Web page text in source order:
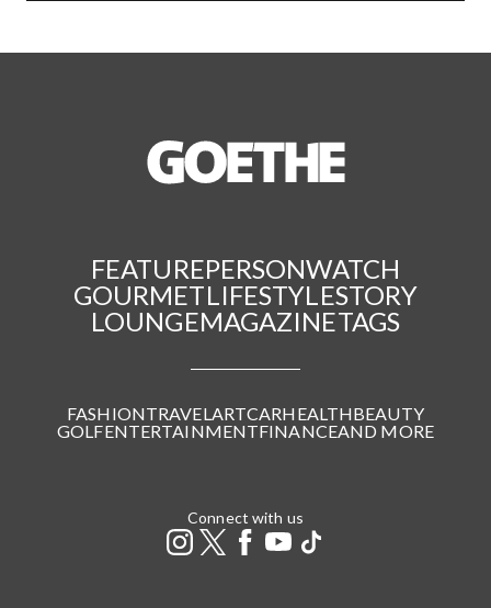
FEATUREPERSONWATCH
GOURMETLIFESTYLESTORY
LOUNGEMAGAZINETAGS
FASHIONTRAVELARTCARHEALTHBEAUTY
GOLFENTERTAINMENTFINANCEAND MORE
Connect with us